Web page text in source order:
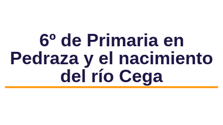
6º de Primaria en
Pedraza y el nacimiento
del río Cega